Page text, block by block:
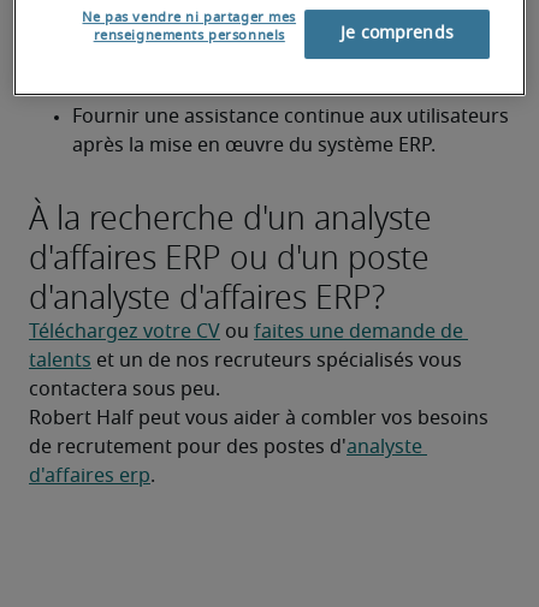
Participer aux essais d'acceptation par
l'utilisateur (EAU) afin de s'assurer que le
Fournir une assistance continue aux utilisateurs
après la mise en œuvre du système ERP.
À la recherche d'un analyste
d'affaires ERP ou d'un poste
d'analyste d'affaires ERP?
Téléchargez votre CV ou faites une demande de
talents et un de nos recruteurs spécialisés vous
contactera sous peu.
Robert Half peut vous aider à combler vos besoins
de recrutement pour des postes d'analyste
d'affaires erp.
Ne pas vendre ni partager mes
renseignements personnels
Je comprends